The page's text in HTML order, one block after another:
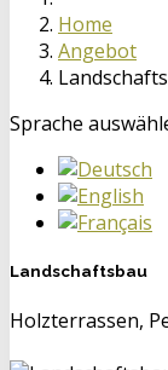
Home
Angebot
Sprache
Landschaftsbau
Holzterrassen,